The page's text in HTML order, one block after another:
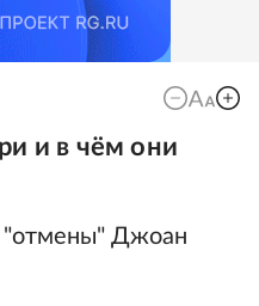
и в чём они
"отмены" Джоан